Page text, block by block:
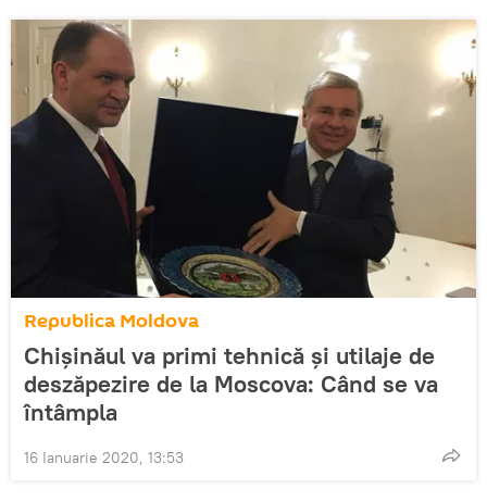
Republica Moldova
Chișinăul va primi tehnică și utilaje de
deszăpezire de la Moscova: Când se va
întâmpla
16 Ianuarie 2020, 13:53